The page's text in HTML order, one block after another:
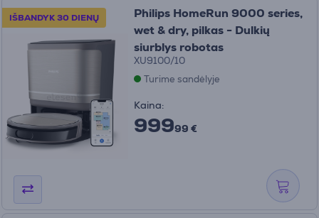
IŠBANDYK 30 DIENŲ
Philips HomeRun 9000 series,
wet & dry, pilkas - Dulkių
siurblys robotas
XU9100/10
Turime sandėlyje
Kaina:
99999 €